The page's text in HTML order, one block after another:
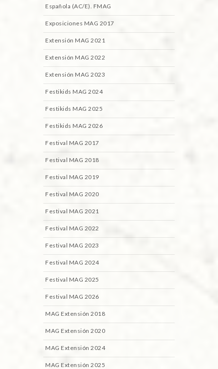
Española (AC/E). FMAG
Exposiciones MAG 2017
Extensión MAG 2021
Extensión MAG 2022
Extensión MAG 2023
Festikids MAG 2024
Festikids MAG 2025
Festikids MAG 2026
Festival MAG 2017
Festival MAG 2018
Festival MAG 2019
Festival MAG 2020
Festival MAG 2021
Festival MAG 2022
Festival MAG 2023
Festival MAG 2024
Festival MAG 2025
Festival MAG 2026
MAG Extensión 2018
MAG Extensión 2020
MAG Extensión 2024
MAG Extensión 2025